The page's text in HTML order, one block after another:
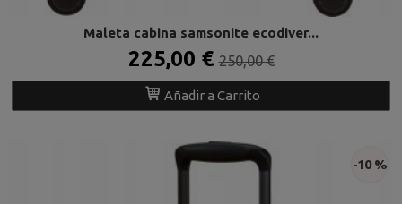
Maleta cabina samsonite ecodiver...
225,00 €250,00 €
Añadir a Carrito
-10 %